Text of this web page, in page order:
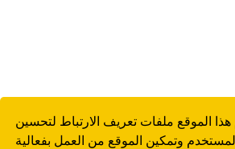
الموقع ملفات تعريف الارتباط لتحسين